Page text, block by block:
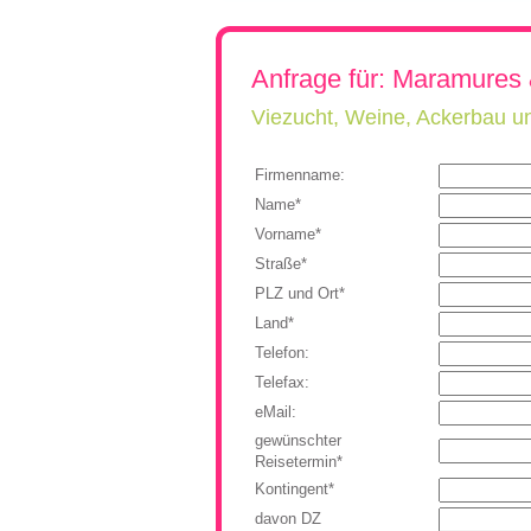
Städtereisen
Rumänien &
Anfrage für:
Viezucht, Weine, Ackerbau
Firmenname:
Name*
Vorname*
Straße*
PLZ und Ort*
Land*
Telefon:
Telefax:
eMail:
gewünschter
Reisetermin*
Kontingent*
davon DZ